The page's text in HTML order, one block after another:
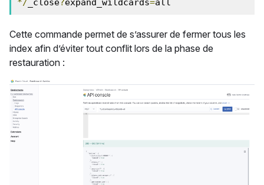
*/ _close?expand_wildcards=all
Cette commande permet de s’assurer de fermer tous les
index afin d’éviter tout conflit lors de la phase de
restauration :